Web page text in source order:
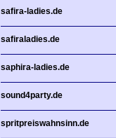
safira-ladies.de
safiraladies.de
saphira-ladies.de
sound4party.de
spritpreiswahnsinn.de